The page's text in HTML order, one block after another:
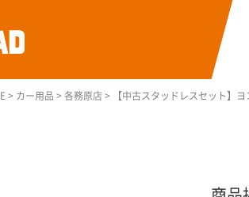
> カー用品 > 各務原店 > 【中古スタッドレスセット